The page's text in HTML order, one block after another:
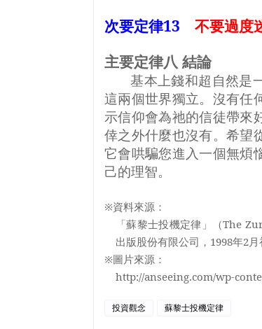
次要定律13
不要過度
主要定律八 結論
基本上錢和超自然是
這兩個世界獨立。沒有任
示信仰會為祂的信徒帶來
倖之外什麼也沒有。希望
它會哄騙您進入一個無煩
己的理智。
※資料來源：
「蘇黎士投機定律」（The
出版股份有限公司， 1998年2月
※圖片來源：
http://anseeing.com/wp-
投資觀念 蘇黎士投機定律